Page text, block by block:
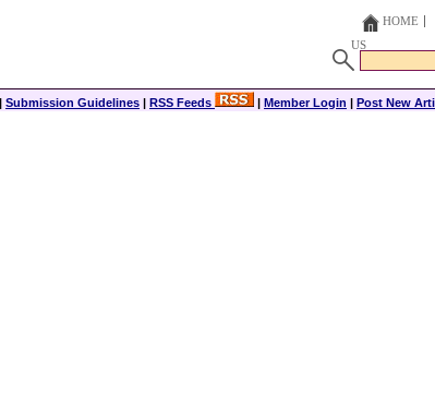
HOME
US
| Submission Guidelines | RSS Feeds | Member Login | Post New